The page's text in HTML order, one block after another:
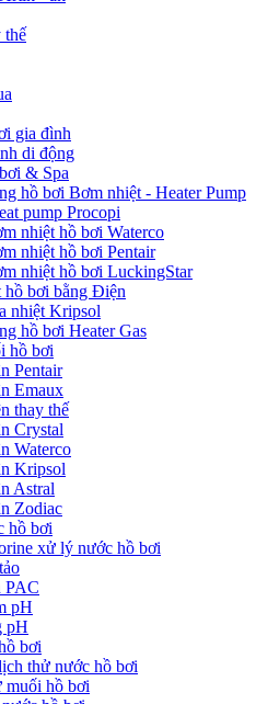
thế
gia đình
di động
& Spa
hồ bơi Bơm nhiệt - Heater Pump
pump Procopi
nhiệt hồ bơi Waterco
nhiệt hồ bơi Pentair
nhiệt hồ bơi LuckingStar
hồ bơi bằng Điện
nhiệt Kripsol
hồ bơi Heater Gas
hồ bơi
Pentair
Emaux
thay thế
Crystal
Waterco
Kripsol
Astral
Zodiac
hồ bơi
xử lý nước hồ bơi
PAC
pH
pH
bơi
thử nước hồ bơi
muối hồ bơi